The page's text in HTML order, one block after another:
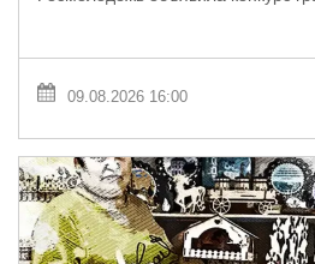
09.08.2026 16:00